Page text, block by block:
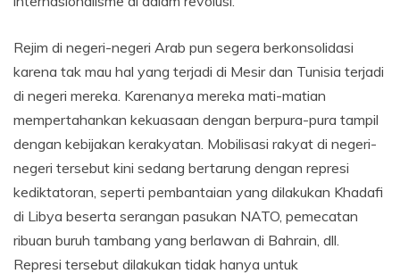
Rejim di negeri-negeri Arab pun segera berkonsolidasi
karena tak mau hal yang terjadi di Mesir dan Tunisia terjadi
di negeri mereka. Karenanya mereka mati-matian
mempertahankan kekuasaan dengan berpura-pura tampil
dengan kebijakan kerakyatan. Mobilisasi rakyat di negeri-
negeri tersebut kini sedang bertarung dengan represi
kediktatoran, seperti pembantaian yang dilakukan Khadafi
di Libya beserta serangan pasukan NATO, pemecatan
ribuan buruh tambang yang berlawan di Bahrain, dll.
Represi tersebut dilakukan tidak hanya untuk